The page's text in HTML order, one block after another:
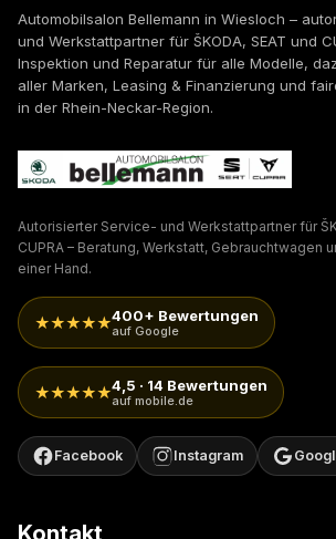
Automobilsalon Bellemann in Wiesloch –
und Werkstattpartner für ŠKODA, SEAT und
Inspektion und Reparatur für alle Modelle,
aller Marken, Leasing & Finanzierung und
in der Rhein-Neckar-Region.
Autorisierter Service- und Werkstattpartner für
CUPRA – Beratung, Werkstatt, Gebrauchtwagen
einer Hand.
★★★★★400+ Bewertungen
auf Google
★★★★★4,5 · 14 Bewertungen
auf mobile.de
Facebook Instagram